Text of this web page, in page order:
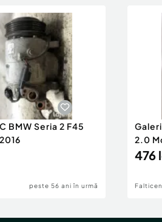
BMW Seria 2 F45
peste 56 ani în urmă
2.0
476